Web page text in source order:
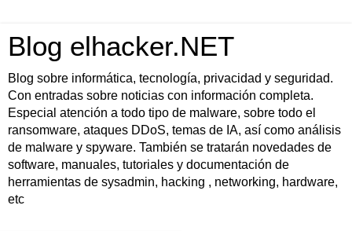
Blog elhacker.NET
Blog sobre informática, tecnología, privacidad y seguridad.
Con entradas sobre noticias con información completa.
Especial atención a todo tipo de malware, sobre todo el
ransomware, ataques DDoS, temas de IA, así como análisis
de malware y spyware. También se tratarán novedades de
software, manuales, tutoriales y documentación de
herramientas de sysadmin, hacking , networking, hardware,
etc